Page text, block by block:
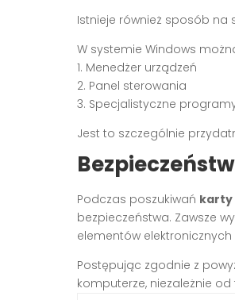
Istnieje również sposób na
W systemie Windows
1. Menedżer urządzeń
2. Panel sterowania
3. Specjalistyczne
Jest to szczególnie
Podczas poszukiwań karty
bezpieczeństwa. Zawsze
elementów
Postępując zgodnie z
komputerze, niezależnie